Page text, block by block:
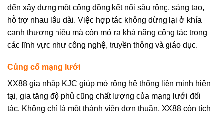
đến xây dựng một cộng đồng kết nối sâu rộng, sáng tạo,
hỗ trợ nhau lâu dài. Việc hợp tác không dừng lại ở khía
cạnh thương hiệu mà còn mở ra khả năng cộng tác trong
các lĩnh vực như công nghệ, truyền thông và giáo dục.
Củng cố mạng lưới
XX88 gia nhập KJC giúp mở rộng hệ thống liên minh hiện
tại, gia tăng độ phủ cũng chất lượng của mạng lưới đối
tác. Không chỉ là một thành viên đơn thuần, XX88 còn tích